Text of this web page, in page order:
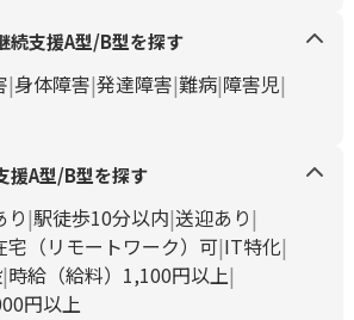
続支援A型/B型を探す
身体障害 発達障害 難病 障害児
援A型/B型を探す
り 駅徒歩10分以内 送迎あり
宅（リモートワーク）可 IT特化
時給（給料）1,100円以上
円以上